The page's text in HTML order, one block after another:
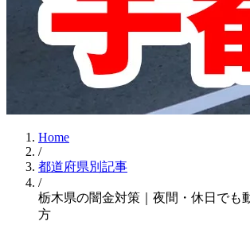
Home
/
都道府県別記事
/
栃木県の闇金対策｜夜間・休日でも
方